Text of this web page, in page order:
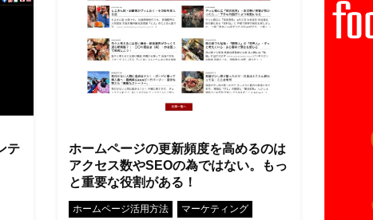
テ
ホームページの更新頻度を高めるのは
アクセス数やSEOの為ではない。もっ
と重要な役割がある！
ホームページ活用方法 マーケティング